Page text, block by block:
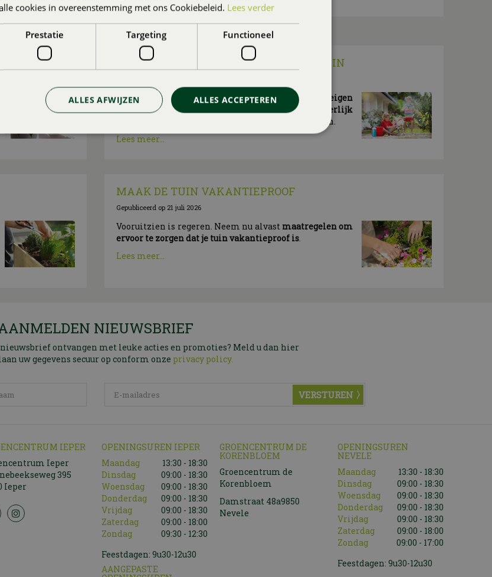
VAKANTIETIPS (MET KIDS) IN EIGEN TUIN
Ga je deze zomer niet op vakantie? Maak er dan in
eigen
tuin of op eigen balkon of (dak)terras een heerlijk
, ook voor de (klein)kinderen.
Lees meer...
MAAK DE TUIN VAKANTIEPROOF
Gepubliceerd op 21 juli 2026
Vooruitzien is regeren. Neem nu alvast maatregelen om
ervoor te zorgen dat je tuin vakantieproof is.
Lees meer...
NIEUWSBRIEF
ontvangen met leuke acties en promoties? Meld u dan hier
uw gegevens secuur op conform onze privacy policy.
IEPER
Ieper
395
Ieper
OPENINGSUREN IEPER
Maandag
13:30 - 18:30
Dinsdag
09:00 - 18:30
Woensdag
09:00 - 18:30
Donderdag
09:00 - 18:30
Vrijdag
09:00 - 18:30
Zaterdag
09:00 - 18:00
Zondag
09:30 - 12:30
Feestdagen: 9u30-12u30
AANGEPASTE
GROENCENTRUM DE
KORENBLOEM
Groencentrum de
Korenbloem
Damstraat 48a9850
Nevele
OPENINGSUREN
NEVELE
Maandag
13:30 - 18:30
Dinsdag
09:00 - 18:30
Woensdag
09:00 - 18:30
Donderdag
09:00 - 18:30
Vrijdag
09:00 - 18:30
Zaterdag
09:00 - 18:00
Zondag
09:00 - 17:00
Feestdagen: 9u30-12u30
cookies in overeenstemming met ons Cookiebeleid. Lees verder
Prestatie Targeting Functioneel
ALLES ACCEPTEREN
ALLES AFWIJZEN